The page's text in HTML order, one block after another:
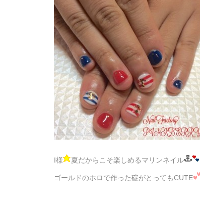
I様 夏だからこそ楽しめるマリンネイル
ゴールドのホロで作った碇がとってもCUTE